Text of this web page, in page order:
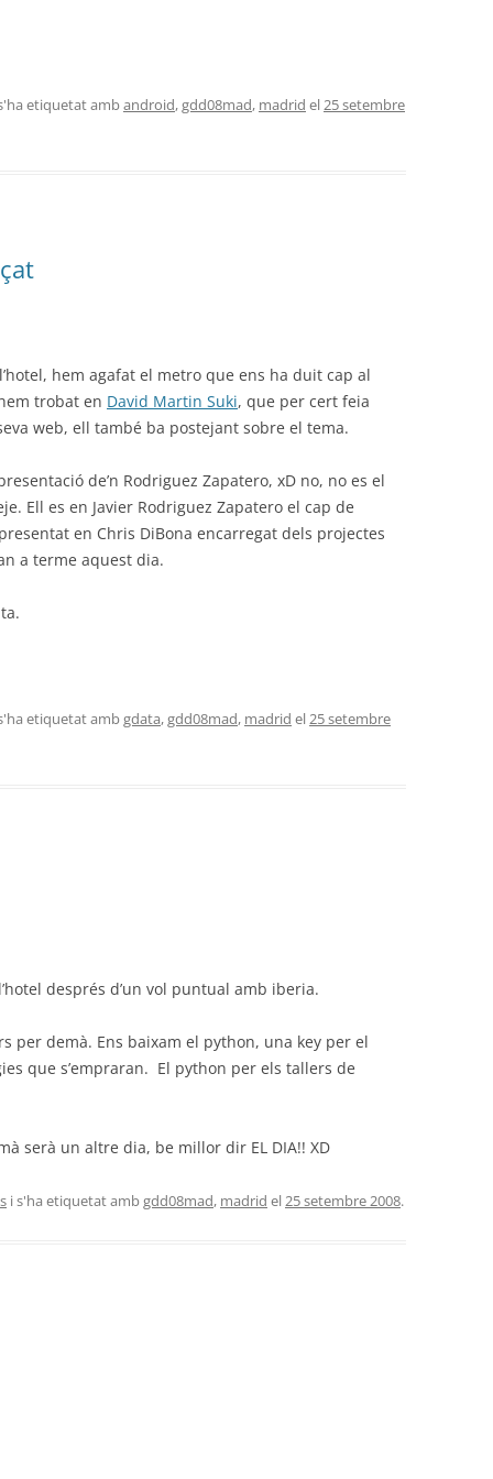
etiquetat ambandroid,gdd08mad, madrid el25 setembre
hem agafat el metro que ens ha duit cap al
trobat en David Martin Suki, que per cert feia
web, ell també ba postejant sobre el tema.
de’n Rodriguez Zapatero, xD no, no es el
Ell es en Javier Rodriguez Zapatero el cap de
en Chris DiBona encarregat dels projectes
a terme aquest dia.
etiquetat ambgdata,gdd08mad, madrid el25 setembre
després d’un vol puntual amb iberia.
per demà. Ens baixam el python, una key per el
que s’empraran. El python per els tallers de
serà un altre dia, be millor dir EL DIA!! XD
i s'ha etiquetat ambgdd08mad, madrid el25 setembre 2008.